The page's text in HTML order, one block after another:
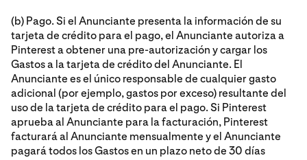
(b) Pago. Si el Anunciante presenta la información de su
tarjeta de crédito para el pago, el Anunciante autoriza a
Pinterest a obtener una pre-autorización y cargar los
Gastos a la tarjeta de crédito del Anunciante. El
Anunciante es el único responsable de cualquier gasto
adicional (por ejemplo, gastos por exceso) resultante del
uso de la tarjeta de crédito para el pago. Si Pinterest
aprueba al Anunciante para la facturación, Pinterest
facturará al Anunciante mensualmente y el Anunciante
pagará todos los Gastos en un plazo neto de 30 días